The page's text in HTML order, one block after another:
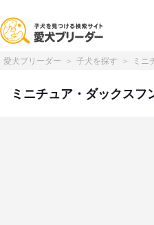
愛犬ブリーダー 子犬を探す ミニ
ミニチュア・ダックスフ